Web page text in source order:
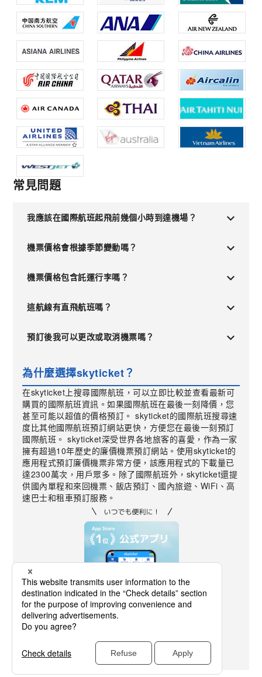
常見問題
我應該在國際航班起飛前幾個小時到達機場？
機票價格會根據季節變動嗎？
機票價格包含託運行李嗎？
這航線有直飛航班嗎？
預訂後我可以更改或取消機票嗎？
為什麼選擇skyticket？
在skyticket上搜尋國際航班，可以立即比較並查看最新可
購買的國際航班資訊。如果國際航班在最後一刻降價，您
甚至可能以超值的價格預訂。 skyticket的國際航班搜尋速
度比其他國際航班預訂網站更快，方便您在最後一刻預訂
國際航班。 skyticket深受世界各地旅客的喜愛，作為一家
擁有超過10年歷史的廉價機票預訂網站。使用skyticket的
應用程式預訂廉價機票非常方便，該應用程式的下載量已
達2300萬次，用戶眾多。除了國際航班外，skyticket還提
供國內單程和來回機票、飯店預訂、國內旅遊、WiFi、高
速巴士和租車預訂服務。